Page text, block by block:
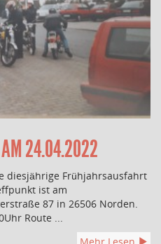
AM 24.04.2022
diesjährige Frühjahrsausfahrt
ist am
87 in 26506 Norden.
Route ...